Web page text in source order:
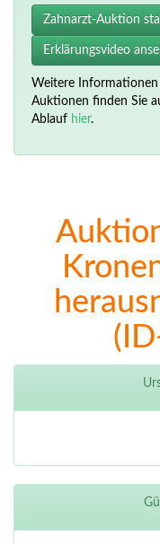
Zahnarzt-Auktion
Erklärungsvideo
Weitere Informationen
Auktionen finden Sie
Ablauf hier.